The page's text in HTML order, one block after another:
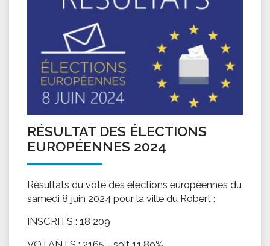
RÉSULTAT DES ÉLECTIONS
EUROPÉENNES 2024
Résultats du vote des élections européennes du
samedi 8 juin 2024 pour la ville du Robert :
INSCRITS : 18 209